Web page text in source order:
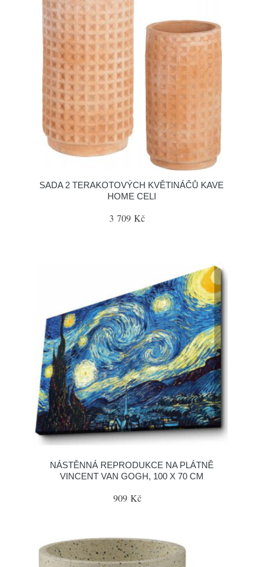
SADA 2 TERAKOTOVÝCH KVĚTINÁČŮ KAVE
HOME CELI
3 709 Kč
NÁSTĚNNÁ REPRODUKCE NA PLÁTNĚ
VINCENT VAN GOGH, 100 X 70 CM
909 Kč